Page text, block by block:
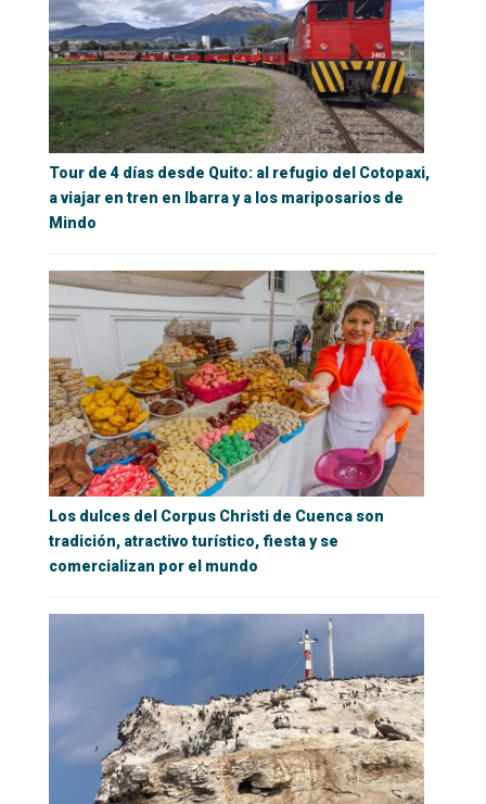
Tour de 4 días desde Quito: al refugio del Cotopaxi,
a viajar en tren en Ibarra y a los mariposarios de
Mindo
Los dulces del Corpus Christi de Cuenca son
tradición, atractivo turístico, fiesta y se
comercializan por el mundo